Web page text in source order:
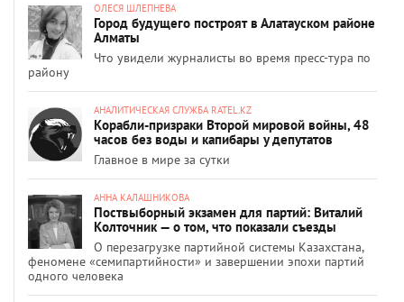
ОЛЕСЯ ШЛЕПНЕВА
Город будущего построят в Алатауском районе
Алматы
Что увидели журналисты во время пресс-тура по
району
АНАЛИТИЧЕСКАЯ СЛУЖБА RATEL.KZ
Корабли-призраки Второй мировой войны, 48
часов без воды и капибары у депутатов
Главное в мире за сутки
АННА КАЛАШНИКОВА
Поствыборный экзамен для партий: Виталий
Колточник — о том, что показали съезды
О перезагрузке партийной системы Казахстана,
феномене «семипартийности» и завершении эпохи партий
одного человека